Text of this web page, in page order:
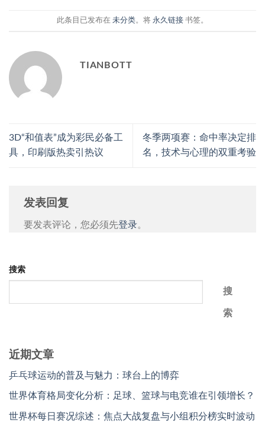
此条目已发布在 未分类。将 永久链接 书签。
TIANBOTT
3D“和值表”成为彩民必备工
具，印刷版热卖引热议
冬季两项赛：命中率决定排
名，技术与心理的双重考验
发表回复
要发表评论，您必须先登录。
搜索
搜
索
近期文章
乒乓球运动的普及与魅力：球台上的博弈
世界体育格局变化分析：足球、篮球与电竞谁在引领增长？
世界杯每日赛况综述：焦点大战复盘与小组积分榜实时波动